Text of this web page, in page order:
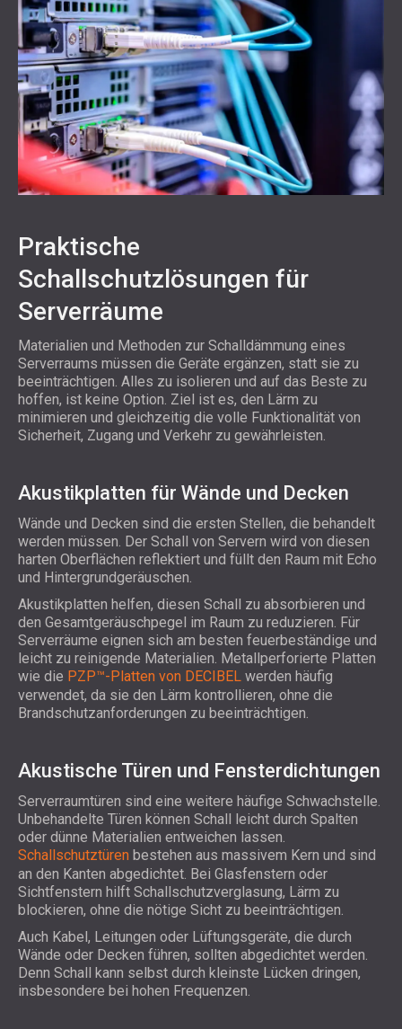
Praktische
Schallschutzlösungen für
Serverräume
Materialien und Methoden zur Schalldämmung eines
Serverraums müssen die Geräte ergänzen, statt sie zu
beeinträchtigen. Alles zu isolieren und auf das Beste zu
hoffen, ist keine Option. Ziel ist es, den Lärm zu
minimieren und gleichzeitig die volle Funktionalität von
Sicherheit, Zugang und Verkehr zu gewährleisten.
Akustikplatten für Wände und Decken
Wände und Decken sind die ersten Stellen, die behandelt
werden müssen. Der Schall von Servern wird von diesen
harten Oberflächen reflektiert und füllt den Raum mit Echo
und Hintergrundgeräuschen.
Akustikplatten helfen, diesen Schall zu absorbieren und
den Gesamtgeräuschpegel im Raum zu reduzieren. Für
Serverräume eignen sich am besten feuerbeständige und
leicht zu reinigende Materialien. Metallperforierte Platten
wie die PZP™-Platten von DECIBEL werden häufig
verwendet, da sie den Lärm kontrollieren, ohne die
Brandschutzanforderungen zu beeinträchtigen.
Akustische Türen und Fensterdichtungen
Serverraumtüren sind eine weitere häufige Schwachstelle.
Unbehandelte Türen können Schall leicht durch Spalten
oder dünne Materialien entweichen lassen.
Schallschutztüren bestehen aus massivem Kern und sind
an den Kanten abgedichtet. Bei Glasfenstern oder
Sichtfenstern hilft Schallschutzverglasung, Lärm zu
blockieren, ohne die nötige Sicht zu beeinträchtigen.
Auch Kabel, Leitungen oder Lüftungsgeräte, die durch
Wände oder Decken führen, sollten abgedichtet werden.
Denn Schall kann selbst durch kleinste Lücken dringen,
insbesondere bei hohen Frequenzen.